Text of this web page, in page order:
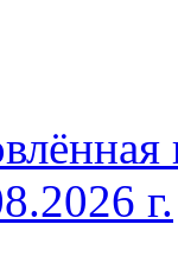
г.